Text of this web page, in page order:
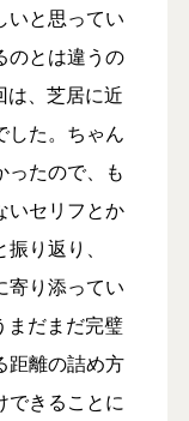
いと思ってい
のとは違うの
は、芝居に近
した。ちゃん
ったので、も
いセリフとか
り返り、
寄り添ってい
まだまだ完璧
距離の詰め方
できることに